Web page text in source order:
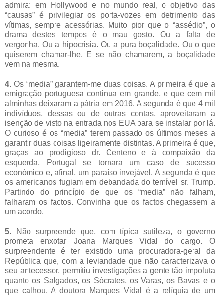
admira: em Hollywood e no mundo real, o objetivo das
“causas” é privilegiar os porta-vozes em detrimento das
vítimas, sempre acessórias. Muito pior que o “assédio”, o
drama destes tempos é o mau gosto. Ou a falta de
vergonha. Ou a hipocrisia. Ou a pura boçalidade. Ou o que
quiserem chamar-lhe. E se não chamarem, a boçalidade
vem na mesma.
4. Os “media” garantem-me duas coisas. A primeira é que a
emigração portuguesa continua em grande, e que cem mil
alminhas deixaram a pátria em 2016. A segunda é que 4 mil
indivíduos, dessas ou de outras contas, aproveitaram a
isenção de visto na entrada nos EUA para se instalar por lá.
O curioso é os “media” terem passado os últimos meses a
garantir duas coisas ligeiramente distintas. A primeira é que,
graças ao prodigioso dr. Centeno e à compaixão da
esquerda, Portugal se tornara um caso de sucesso
económico e, afinal, um paraíso invejável. A segunda é que
os americanos fugiam em debandada do temível sr. Trump.
Partindo do princípio de que os “media” não falham,
falharam os factos. Convinha que os factos chegassem a
um acordo.
5. Não surpreende que, com típica sutileza, o governo
prometa enxotar Joana Marques Vidal do cargo. O
surpreendente é ter existido uma procuradora-geral da
República que, com a leviandade que não caracterizava o
seu antecessor, permitiu investigações a gente tão impoluta
quanto os Salgados, os Sócrates, os Varas, os Bavas e o
que calhou. A doutora Marques Vidal é a relíquia de um